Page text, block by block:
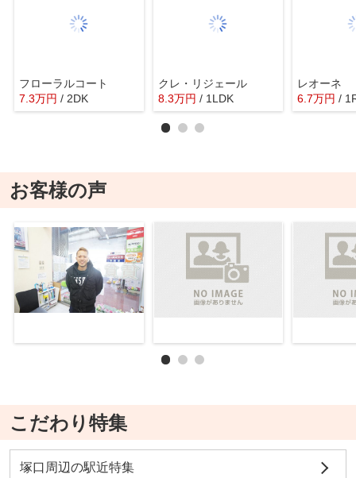
フローラルコート
7.3万円 / 2DK
クレ・リジェール
8.3万円 / 1LDK
レオーネ
6.7万円 /
お客様の声
こだわり特集
塚口周辺の駅近特集